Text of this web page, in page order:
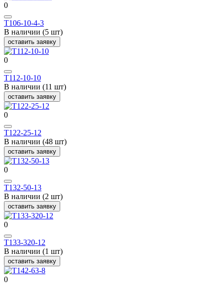
0
Т106-10-4-3
В наличии (5 шт)
оставить заявку
0
Т112-10-10
В наличии (11 шт)
оставить заявку
0
Т122-25-12
В наличии (48 шт)
оставить заявку
0
Т132-50-13
В наличии (2 шт)
оставить заявку
0
Т133-320-12
В наличии (1 шт)
оставить заявку
0